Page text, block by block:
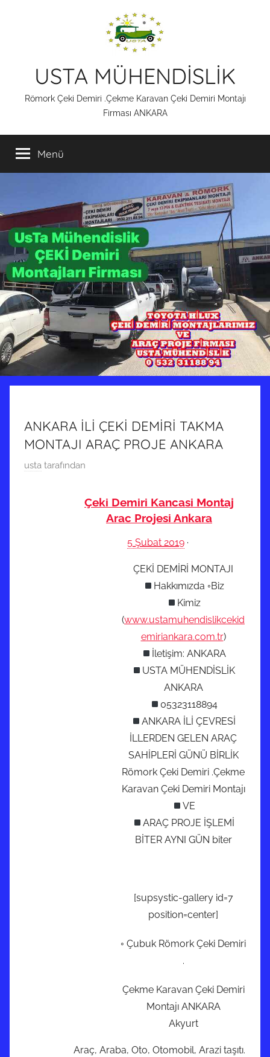
USTA MÜHENDİSLİK
Römork Çeki Demiri .Çekme Karavan Çeki Demiri Montajı
Firması ANKARA
Menü
ANKARA İLİ ÇEKİ DEMİRİ TAKMA
MONTAJI ARAÇ PROJE ANKARA
1
usta tarafından
Çeki Demiri Kancasi Montaj
Arac Projesi Ankara
5 Şubat 2019 ·
ÇEKİ DEMİRİ MONTAJI
Hakkımızda ◦Biz
Kimiz
(www.ustamuhendislikcekid
emiriankara.com.tr)
İletişim: ANKARA
USTA MÜHENDİSLİK
ANKARA
05323118894
ANKARA İLİ ÇEVRESİ
İLLERDEN GELEN ARAÇ
SAHİPLERİ GÜNÜ BİRLİK
Römork Çeki Demiri .Çekme
Karavan Çeki Demiri Montajı
VE
ARAÇ PROJE İŞLEMİ
BİTER AYNI GÜN biter
[supsystic-gallery id=7
position=center]
◦ Çubuk Römork Çeki Demiri
.
Çekme Karavan Çeki Demiri
Montajı ANKARA
Akyurt
Araç, Araba, Oto, Otomobil, Arazi taşıtı.